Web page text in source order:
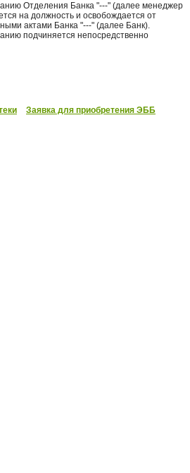
Отделения Банка "---" (далее менеджер
на должность и освобождается от
актами Банка "---" (далее Банк).
подчиняется непосредственно
Заявка для приобретения ЭББ